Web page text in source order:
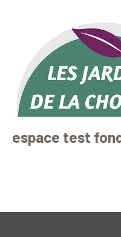
espace test